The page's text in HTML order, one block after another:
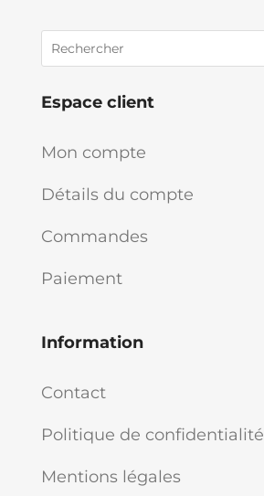
Espace client
Mon compte
Détails du compte
Commandes
Paiement
Information
Contact
Politique de confidentialité
Mentions légales